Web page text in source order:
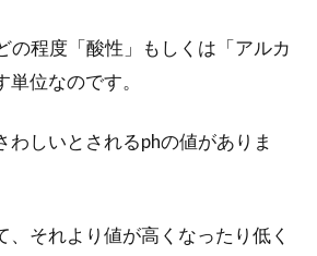
る方は多いですよね。キンキンに冷やした麦茶
をゴクゴ...
たい！土は再生できる？
の程度「酸性」もしくは「アルカ
位なのです。
わしいとされるphの値がありま
、それより値が高くなったり低く